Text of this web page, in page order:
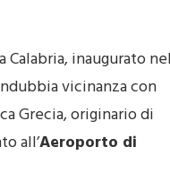
inaugurato
vicinanza con
Grecia, originario di
all’Aeroporto di